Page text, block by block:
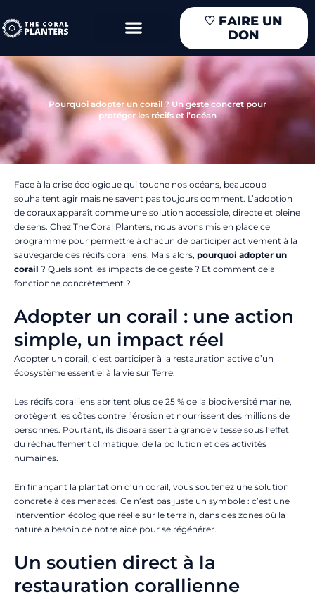
au
contenu
♡ FAIRE UN
DON
Pourquoi adopter un corail ? Un geste concret pour
protéger les récifs et l’océan
Face à la crise écologique qui touche nos océans, beaucoup
souhaitent agir mais ne savent pas toujours comment. L’adoption
de coraux apparaît comme une solution accessible, directe et pleine
de sens. Chez The Coral Planters, nous avons mis en place ce
programme pour permettre à chacun de participer activement à la
sauvegarde des récifs coralliens. Mais alors, pourquoi adopter un
corail ? Quels sont les impacts de ce geste ? Et comment cela
fonctionne concrètement ?
Adopter un corail : une action
simple, un impact réel
Adopter un corail, c’est participer à la restauration active d’un
écosystème essentiel à la vie sur Terre.
Les récifs coralliens abritent plus de 25 % de la biodiversité marine,
protègent les côtes contre l’érosion et nourrissent des millions de
personnes. Pourtant, ils disparaissent à grande vitesse sous l’effet
du réchauffement climatique, de la pollution et des activités
humaines.
En finançant la plantation d’un corail, vous soutenez une solution
concrète à ces menaces. Ce n’est pas juste un symbole : c’est une
intervention écologique réelle sur le terrain, dans des zones où la
nature a besoin de notre aide pour se régénérer.
Un soutien direct à la
restauration corallienne